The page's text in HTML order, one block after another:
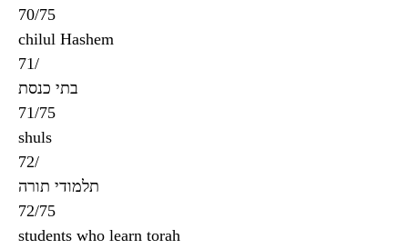
70/75
chilul Hashem
71/
בתי כנסת
71/75
shuls
72/
תלמודי תורה
72/75
students who learn torah